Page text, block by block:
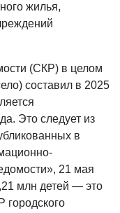
жилья,
(СКР) в целом
составил в 2025
Это следует из
в
21 мая
млн детей — это
городского